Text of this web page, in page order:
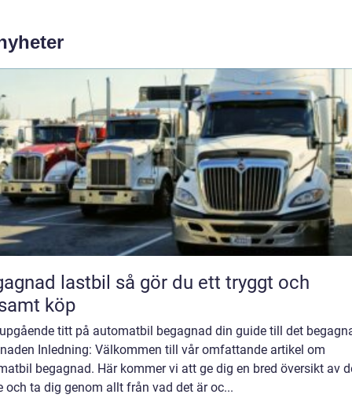
lastbil så gör du ett tryggt och
köp
titt på automatbil begagnad din guide till det
Inledning: Välkommen till vår omfattande artikel om
begagnad. Här kommer vi att ge dig en bred översikt av
och ta dig genom allt från vad det är oc...